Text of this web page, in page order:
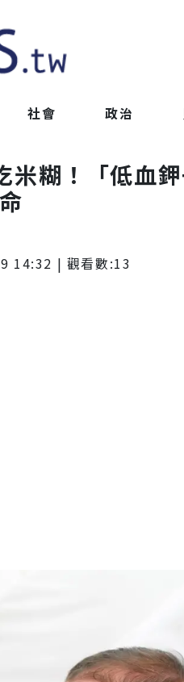
社會 政治
米糊！「低血
14:32 | 觀看數:13